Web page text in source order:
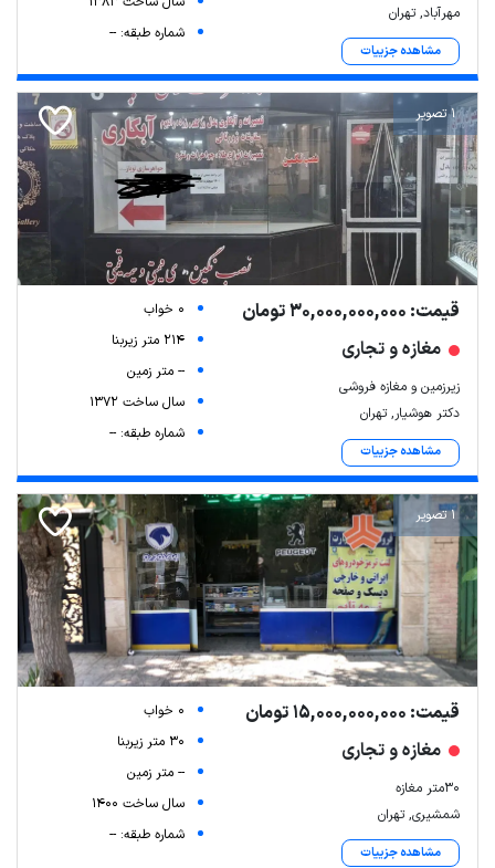
مهرآباد, تهران
مشاهده جزییات
شماره طبقه: --
1 تصویر
قیمت: 30,000,000,000 تومان
مغازه و تجاری
زیرزمین و مغازه فروشی
دکتر هوشیار, تهران
مشاهده جزییات
0 خواب
214 متر زیربنا
-- متر زمین
سال ساخت 1372
شماره طبقه: --
1 تصویر
قیمت: 15,000,000,000 تومان
مغازه و تجاری
۳۰متر مغازه
شمشیری, تهران
مشاهده جزییات
0 خواب
30 متر زیربنا
-- متر زمین
سال ساخت 1400
شماره طبقه: --